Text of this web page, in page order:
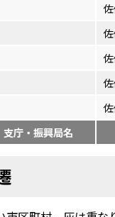
支庁・振興局名